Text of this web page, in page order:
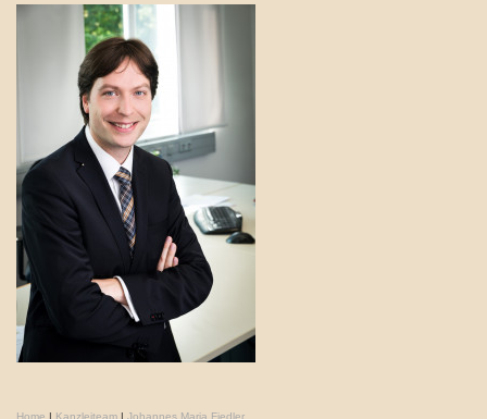
Home | Kanzleiteam | Johannes Maria Fiedler